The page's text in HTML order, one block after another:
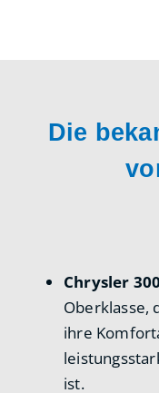
Die
Chrysler
Oberklasse,
ihre
ist.